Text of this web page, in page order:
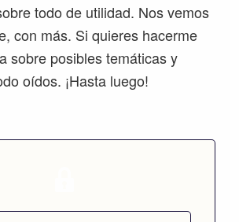
todo de utilidad. Nos vemos
con más. Si quieres hacerme
sobre posibles temáticas y
oídos. ¡Hasta luego!